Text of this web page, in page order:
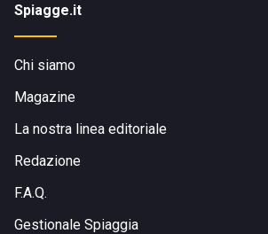
Spiagge.it
Chi siamo
Magazine
La nostra linea editoriale
Redazione
F.A.Q.
Gestionale Spiaggia